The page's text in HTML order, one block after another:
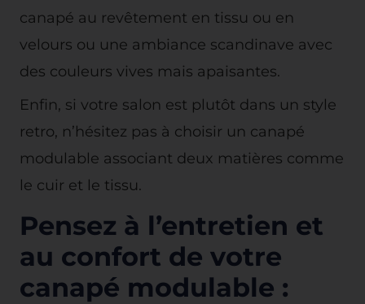
canapé au revêtement en tissu ou en
velours ou une ambiance scandinave avec
des couleurs vives mais apaisantes.
Enfin, si votre salon est plutôt dans un style
retro, n’hésitez pas à choisir un canapé
modulable associant deux matières comme
le cuir et le tissu.
Pensez à l’entretien et
au confort de votre
canapé modulable :